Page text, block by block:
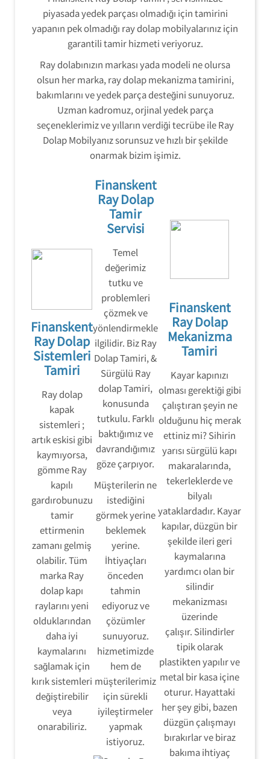
piyasada yedek parçası olmadığı için tamirini
yapanın pek olmadığı ray dolap mobilyalarınız için
garantili tamir hizmeti veriyoruz.
Ray dolabınızın markası yada modeli ne olursa
olsun her marka, ray dolap mekanizma tamirini,
bakımlarını ve yedek parça desteğini sunuyoruz.
Uzman kadromuz, orjinal yedek parça
seçeneklerimiz ve yılların verdiği tecrübe ile Ray
Dolap Mobilyanız sorunsuz ve hızlı bir şekilde
onarmak bizim işimiz.
Finanskent
Ray Dolap
Sistemleri
Tamiri
Ray dolap
kapak
sistemleri ;
artık eskisi gibi
kaymıyorsa,
gömme Ray
kapılı
gardırobunuzu
tamir
ettirmenin
zamanı gelmiş
olabilir. Tüm
marka Ray
dolap kapı
raylarını yeni
olduklarından
daha iyi
kaymalarını
sağlamak için
kırık sistemleri
değiştirebilir
veya
onarabiliriz.
Finanskent
Ray Dolap
Tamir
Servisi
Temel
değerimiz
tutku ve
problemleri
çözmek ve
yönlendirmekle
ilgilidir. Biz Ray
Dolap Tamiri, &
Sürgülü Ray
dolap Tamiri,
konusunda
tutkulu. Farklı
baktığımız ve
davrandığımız
göze çarpıyor.
Müşterilerin ne
istediğini
görmek yerine
beklemek
yerine.
İhtiyaçları
önceden
tahmin
ediyoruz ve
çözümler
sunuyoruz.
hizmetimizde
hem de
müşterilerimiz
için sürekli
iyileştirmeler
yapmak
istiyoruz.
Finanskent
Ray Dolap
Mekanizma
Tamiri
Kayar kapınızı
olması gerektiği gibi
çalıştıran şeyin ne
olduğunu hiç merak
ettiniz mi? Sihirin
yarısı sürgülü kapı
makaralarında,
tekerleklerde ve
bilyalı
yataklardadır. Kayar
kapılar, düzgün bir
şekilde ileri geri
kaymalarına
yardımcı olan bir
silindir
mekanizması
üzerinde
çalışır. Silindirler
tipik olarak
plastikten yapılır ve
metal bir kasa içine
oturur. Hayattaki
her şey gibi, bazen
düzgün çalışmayı
bırakırlar ve biraz
bakıma ihtiyaç